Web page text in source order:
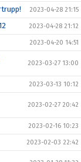
2023-04-28 21:15
2023-04-28 21:12
2023-04-20 14:51
2023-03-27 13:00
2023-03-13 10:12
2023-02-27 20:42
2023-02-16 10:23
2023-02-03 22:42